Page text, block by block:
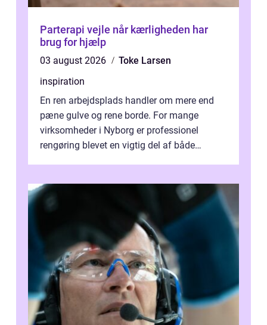
Parterapi vejle når kærligheden har
brug for hjælp
03 august 2026
Toke Larsen
inspiration
En ren arbejdsplads handler om mere end
pæne gulve og rene borde. For mange
virksomheder i Nyborg er professionel
rengøring blevet en vigtig del af både